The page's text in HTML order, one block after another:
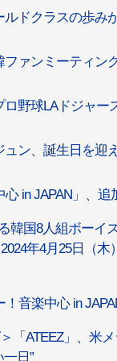
ルドクラスの歩
ファンミーティン
ロ野球LAドジャ
ュン、誕生日を
心 in JAPAN」、
韓国8人組ボーイ
年4月25日（
！音楽中心 in
「ATEEZ」、米
日”